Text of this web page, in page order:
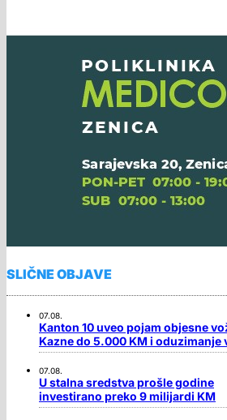
SLIČNE OBJAVE
07.08.
Kanton 10 uveo pojam objesne
Kazne do 5.000 KM i oduzimanje
07.08.
U stalna sredstva prošle godine
investirano preko 9 milijardi KM